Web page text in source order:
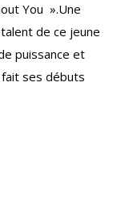
You ».Une
de ce jeune
puissance et
fait ses débuts